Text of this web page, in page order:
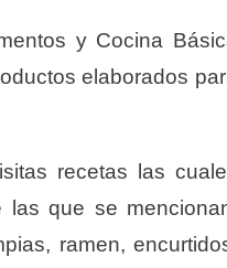
y Cocina
elaborados
recetas las
las que se
ramen,